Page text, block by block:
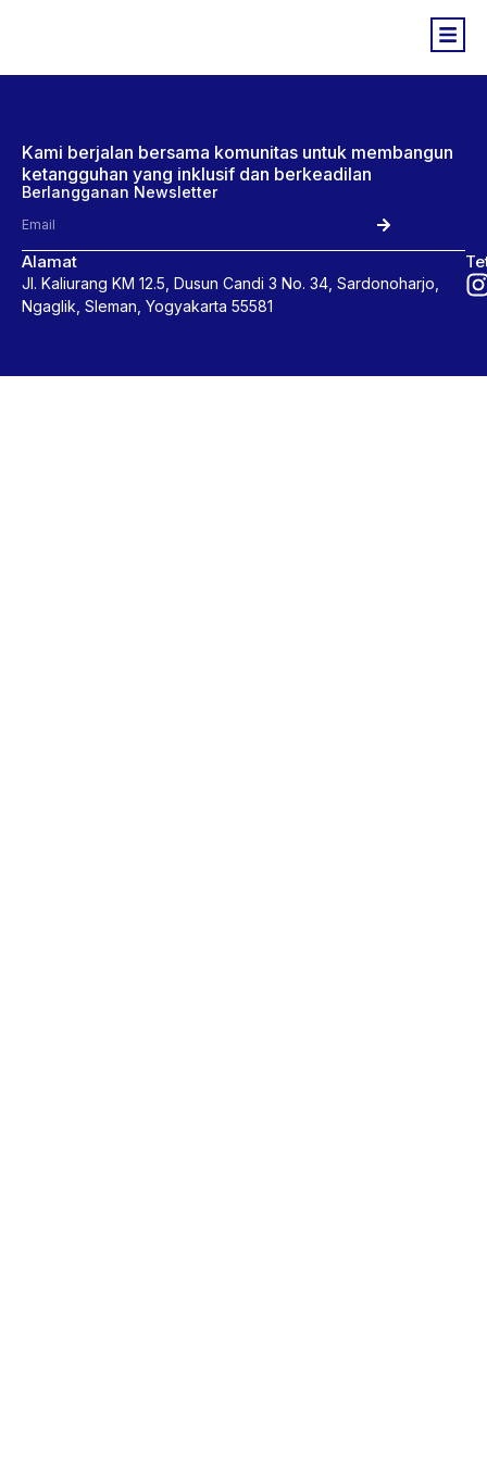
Kami berjalan bersama komunitas untuk membangun
ketangguhan yang inklusif dan berkeadilan
Berlangganan Newsletter
Alamat
Jl. Kaliurang KM 12.5, Dusun Candi 3 No. 34, Sardonoharjo,
Ngaglik, Sleman, Yogyakarta 55581